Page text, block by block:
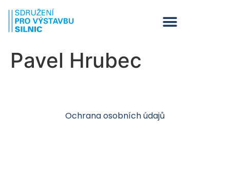
Pavel Hrubec
Ochrana osobních údajů